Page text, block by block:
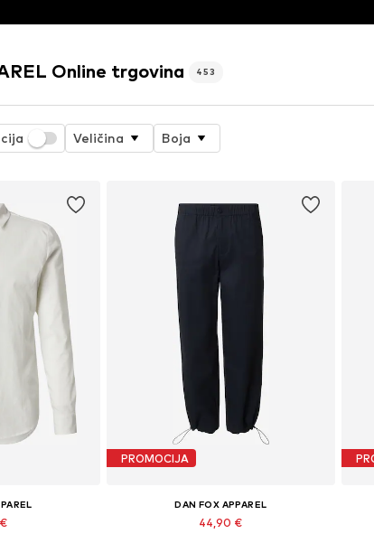
Online trgovina 453
Veličina Boja
PROMOCIJA
DAN FOX APPAREL
44,90 €